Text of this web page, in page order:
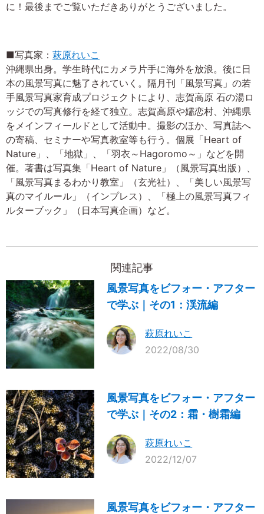
に！最後までご覧いただきありがとうございました。
■写真家： 萩原れいこ
沖縄県出身。学生時代にカメラ片手に海外を放浪。後に日
本の風景写真に魅了されていく。隔月刊「風景写真」の若
手風景写真家育成プロジェクトにより、志賀高原 石の湯ロ
ッジでの写真修行を経て独立。志賀高原や嬬恋村、沖縄県
をメインフィールドとして活動中。撮影のほか、写真誌へ
の寄稿、セミナーや写真教室等も行う。個展「Heart of
Nature」、「地獄」、「羽衣～Hagoromo～」などを開
催。著書は写真集「Heart of Nature」（風景写真出版）、
「風景写真まるわかり教室」（玄光社）、「美しい風景写
真のマイルール」（インプレス）、「極上の風景写真フィ
ルターブック」（日本写真企画）など。
関連記事
風景写真をビフォー・アフター
で学ぶ｜その1：渓流編
萩原れいこ
2022/08/30
風景写真をビフォー・アフター
で学ぶ｜その2：霜・樹霜編
萩原れいこ
2022/12/07
風景写真をビフォー・アフター